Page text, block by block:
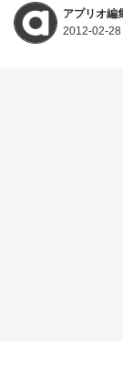
アプリオ編
2012-02-